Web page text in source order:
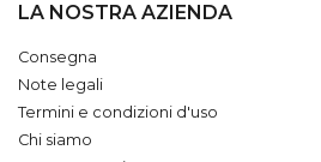
LA NOSTRA AZIENDA
Consegna
Note legali
Termini e condizioni d'uso
Chi siamo